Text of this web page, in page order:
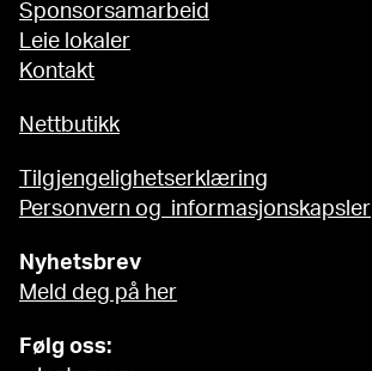
Sponsorsamarbeid
Leie lokaler
Kontakt
Nettbutikk
Tilgjengelighetserklæring
Personvern og informasjonskapsler
Nyhetsbrev
Meld deg på her
Følg oss: